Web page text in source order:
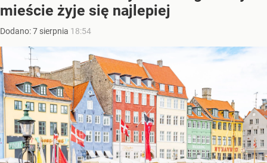
mieście żyje się najlepiej
Dodano:7 sierpnia 18:54